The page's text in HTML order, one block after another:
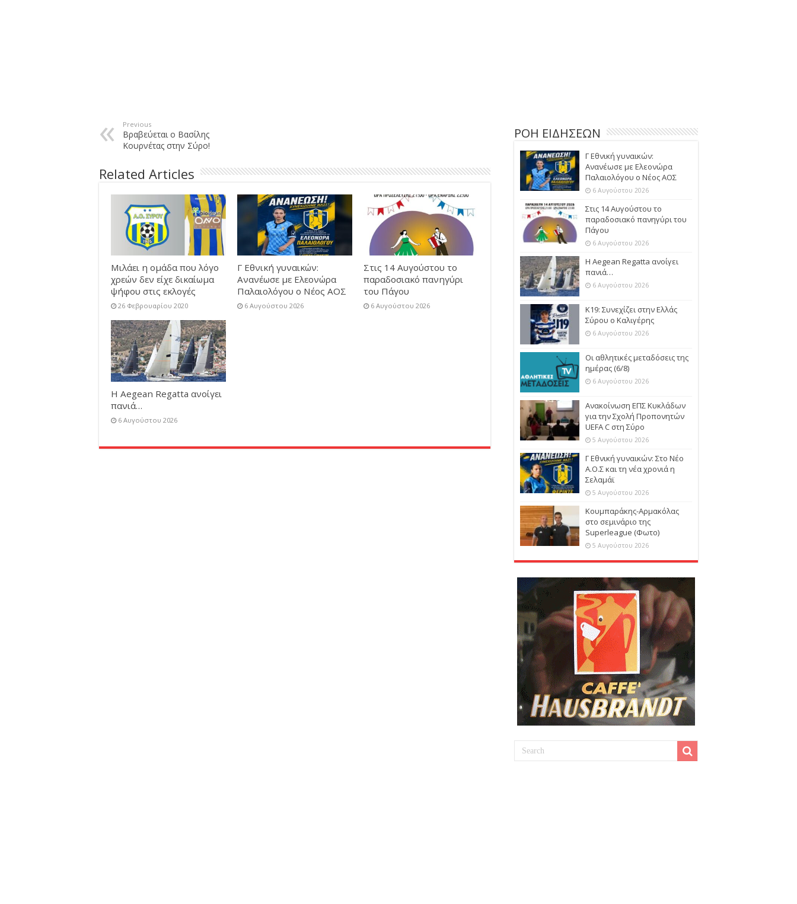
Previous
Βραβεύεται ο Βασίλης
Κουρνέτας στην Σύρο!
Related Articles
Μιλάει η ομάδα που λόγο
χρεών δεν είχε δικαίωμα
ψήφου στις εκλογές
26 Φεβρουαρίου 2020
Γ Εθνική γυναικών:
Ανανέωσε με Ελεονώρα
Παλαιολόγου ο Νέος ΑΟΣ
6 Αυγούστου 2026
Στις 14 Αυγούστου το
παραδοσιακό πανηγύρι
του Πάγου
6 Αυγούστου 2026
Η Aegean Regatta ανοίγει
πανιά…
6 Αυγούστου 2026
ΡΟΗ ΕΙΔΗΣΕΩΝ
Γ Εθνική γυναικών:
Ανανέωσε με Ελεονώρα
Παλαιολόγου ο Νέος ΑΟΣ
6 Αυγούστου 2026
Στις 14 Αυγούστου το
παραδοσιακό πανηγύρι του
Πάγου
6 Αυγούστου 2026
Η Aegean Regatta ανοίγει
πανιά…
6 Αυγούστου 2026
Κ19: Συνεχίζει στην Ελλάς
Σύρου ο Καλιγέρης
6 Αυγούστου 2026
Οι αθλητικές μεταδόσεις της
ημέρας (6/8)
6 Αυγούστου 2026
Ανακοίνωση ΕΠΣ Κυκλάδων
για την Σχολή Προπονητών
UEFA C στη Σύρο
5 Αυγούστου 2026
Γ Εθνική γυναικών: Στο Νέο
Α.Ο.Σ και τη νέα χρονιά η
Σελαμάϊ
5 Αυγούστου 2026
Κουμπαράκης-Αρμακόλας
στο σεμινάριο της
Superleague (Φωτο)
5 Αυγούστου 2026